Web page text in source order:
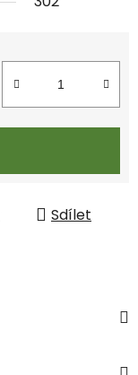
Sdílet